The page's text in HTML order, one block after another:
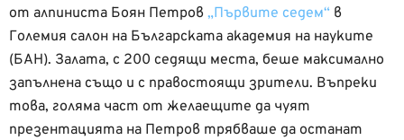
от алпиниста Боян Петров „Първите седем“ в
Големия салон на Българската академия на науките
(БАН). Залата, с 200 седящи места, беше максимално
запълнена също и с правостоящи зрители. Въпреки
това, голяма част от желаещите да чуят
презентацията на Петров трябваше да останат